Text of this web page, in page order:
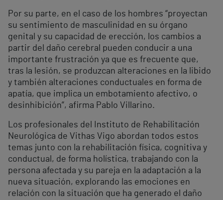
Por su parte, en el caso de los hombres “proyectan
su sentimiento de masculinidad en su órgano
genital y su capacidad de erección, los cambios a
partir del daño cerebral pueden conducir a una
importante frustración ya que es frecuente que,
tras la lesión, se produzcan alteraciones en la libido
y también alteraciones conductuales en forma de
apatía, que implica un embotamiento afectivo, o
desinhibición”, afirma Pablo Villarino.
Los profesionales del Instituto de Rehabilitación
Neurológica de Vithas Vigo abordan todos estos
temas junto con la rehabilitación física, cognitiva y
conductual, de forma holística, trabajando con la
persona afectada y su pareja en la adaptación a la
nueva situación, explorando las emociones en
relación con la situación que ha generado el daño